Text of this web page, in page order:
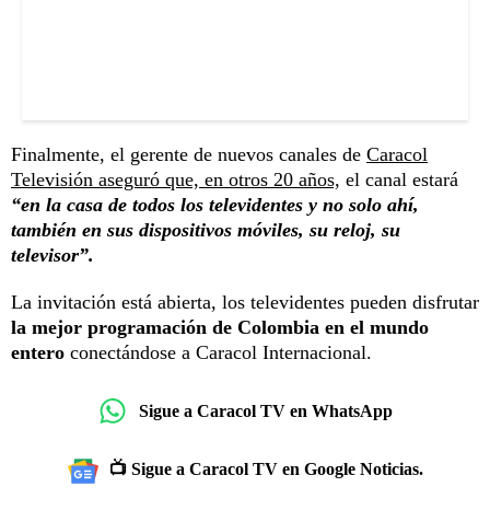
Finalmente, el gerente de nuevos canales de Caracol
Televisión aseguró que, en otros 20 años, el canal estará
“en la casa de todos los televidentes y no solo ahí,
también en sus dispositivos móviles, su reloj, su
televisor”.
La invitación está abierta, los televidentes pueden disfrutar
la mejor programación de Colombia en el mundo
entero conectándose a Caracol Internacional.
Sigue a Caracol TV en WhatsApp
📺 Sigue a Caracol TV en Google Noticias.